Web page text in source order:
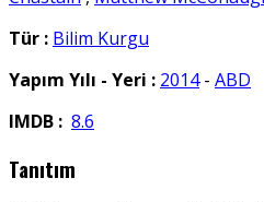
Tür : Bilim Kurgu
Yapım Yılı - Yeri : 2014- ABD
IMDB : 8.6
Tanıtım